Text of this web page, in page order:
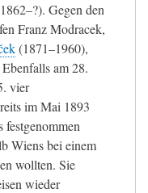
Gegen den
Franz Modracek,
(1871–1960),
am 28.
vier
im Mai 1893
festgenommen
Wiens bei einem
wollten. Sie
wieder